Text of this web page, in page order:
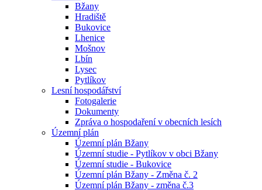
Bžany
Hradiště
Bukovice
Lhenice
Mošnov
Lbín
Lysec
Pytlíkov
Lesní hospodářství
Fotogalerie
Dokumenty
Zpráva o hospodaření v obecních lesích
Územní plán
Územní plán Bžany
Územní studie - Pytlíkov v obci Bžany
Územní studie - Bukovice
Územní plán Bžany - Změna č. 2
Územní plán Bžany - změna č.3